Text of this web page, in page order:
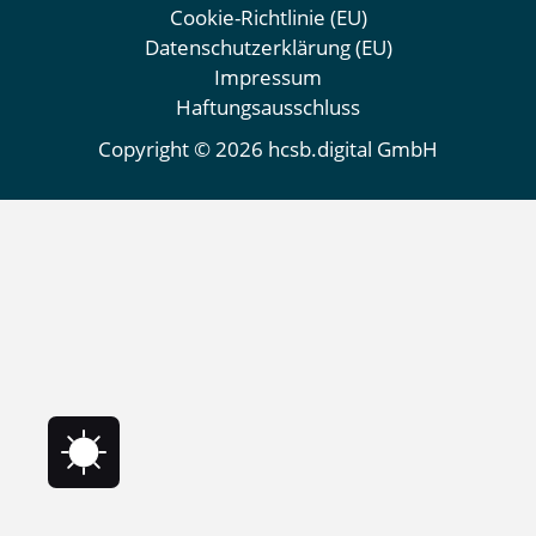
Cookie-Richtlinie (EU)
Datenschutzerklärung (EU)
Impressum
Haftungsausschluss
Copyright © 2026 hcsb.digital GmbH